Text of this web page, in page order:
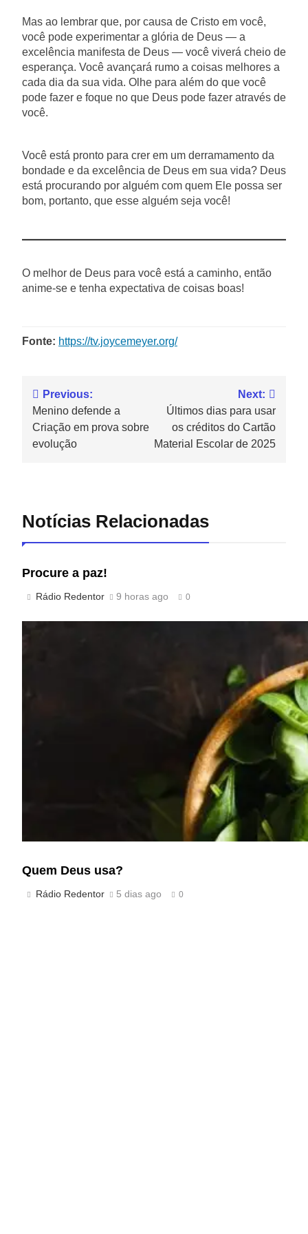
Mas ao lembrar que, por causa de Cristo em você,
você pode experimentar a glória de Deus — a
excelência manifesta de Deus — você viverá cheio de
esperança. Você avançará rumo a coisas melhores a
cada dia da sua vida. Olhe para além do que você
pode fazer e foque no que Deus pode fazer através de
você.
Você está pronto para crer em um derramamento da
bondade e da excelência de Deus em sua vida? Deus
está procurando por alguém com quem Ele possa ser
bom, portanto, que esse alguém seja você!
O melhor de Deus para você está a caminho, então
anime-se e tenha expectativa de coisas boas!
Fonte: https://tv.joycemeyer.org/
Previous:
Menino defende a
Criação em prova sobre
evolução
Next:
Últimos dias para usar
os créditos do Cartão
Material Escolar de 2025
Notícias Relacionadas
Procure a paz!
Rádio Redentor 9 horas ago 0
Quem Deus usa?
Rádio Redentor 5 dias ago 0